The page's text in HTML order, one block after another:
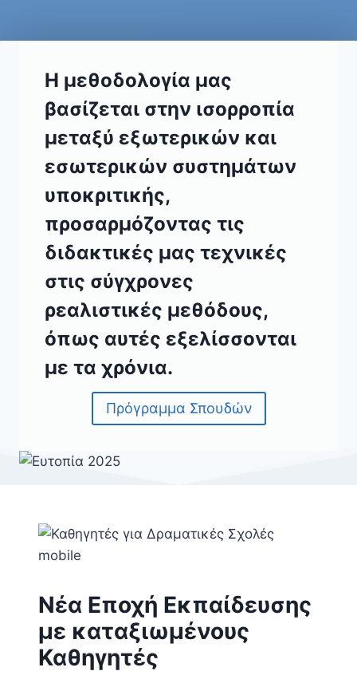
Η μεθοδολογία μας
βασίζεται στην ισορροπία
μεταξύ εξωτερικών και
εσωτερικών συστημάτων
υποκριτικής,
προσαρμόζοντας τις
διδακτικές μας τεχνικές
στις σύγχρονες
ρεαλιστικές μεθόδους,
όπως αυτές εξελίσσονται
με τα χρόνια.
Πρόγραμμα Σπουδών
Νέα Εποχή Εκπαίδευσης
με καταξιωμένους
Καθηγητές